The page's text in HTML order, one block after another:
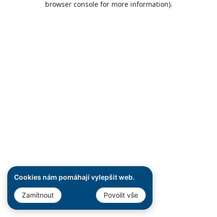
Cookies nám pomáhají vylepšit web.
Zamítnout Povolit vše
browser console for more information).